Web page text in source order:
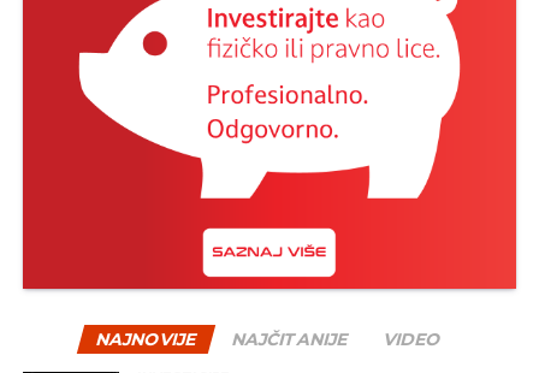
NAJNOVIJE NAJČITANIJE VIDEO